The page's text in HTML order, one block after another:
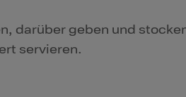
darüber geben und
servieren.